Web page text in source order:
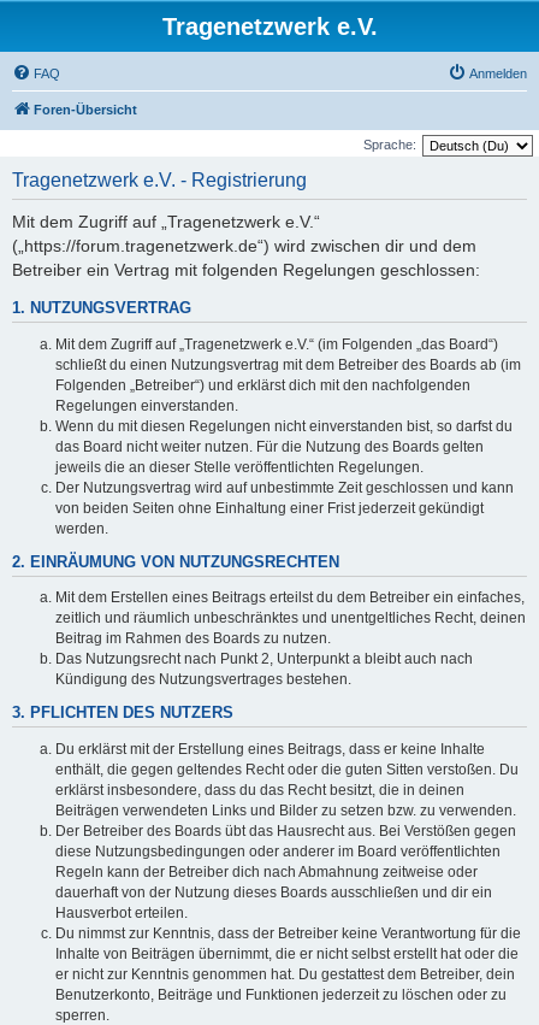
Tragenetzwerk e.V.
FAQ Anmelden
Foren-Übersicht
Sprache:
Tragenetzwerk e.V. - Registrierung
Mit dem Zugriff auf „Tragenetzwerk e.V.“
(„https://forum.tragenetzwerk.de“) wird zwischen dir und dem
Betreiber ein Vertrag mit folgenden Regelungen geschlossen:
1. NUTZUNGSVERTRAG
Mit dem Zugriff auf „Tragenetzwerk e.V.“ (im Folgenden „das Board“)
schließt du einen Nutzungsvertrag mit dem Betreiber des Boards ab (im
Folgenden „Betreiber“) und erklärst dich mit den nachfolgenden
Regelungen einverstanden.
Wenn du mit diesen Regelungen nicht einverstanden bist, so darfst du
das Board nicht weiter nutzen. Für die Nutzung des Boards gelten
jeweils die an dieser Stelle veröffentlichten Regelungen.
Der Nutzungsvertrag wird auf unbestimmte Zeit geschlossen und kann
von beiden Seiten ohne Einhaltung einer Frist jederzeit gekündigt
werden.
2. EINRÄUMUNG VON NUTZUNGSRECHTEN
Mit dem Erstellen eines Beitrags erteilst du dem Betreiber ein einfaches,
zeitlich und räumlich unbeschränktes und unentgeltliches Recht, deinen
Beitrag im Rahmen des Boards zu nutzen.
Das Nutzungsrecht nach Punkt 2, Unterpunkt a bleibt auch nach
Kündigung des Nutzungsvertrages bestehen.
3. PFLICHTEN DES NUTZERS
Du erklärst mit der Erstellung eines Beitrags, dass er keine Inhalte
enthält, die gegen geltendes Recht oder die guten Sitten verstoßen. Du
erklärst insbesondere, dass du das Recht besitzt, die in deinen
Beiträgen verwendeten Links und Bilder zu setzen bzw. zu verwenden.
Der Betreiber des Boards übt das Hausrecht aus. Bei Verstößen gegen
diese Nutzungsbedingungen oder anderer im Board veröffentlichten
Regeln kann der Betreiber dich nach Abmahnung zeitweise oder
dauerhaft von der Nutzung dieses Boards ausschließen und dir ein
Hausverbot erteilen.
Du nimmst zur Kenntnis, dass der Betreiber keine Verantwortung für die
Inhalte von Beiträgen übernimmt, die er nicht selbst erstellt hat oder die
er nicht zur Kenntnis genommen hat. Du gestattest dem Betreiber, dein
Benutzerkonto, Beiträge und Funktionen jederzeit zu löschen oder zu
sperren.